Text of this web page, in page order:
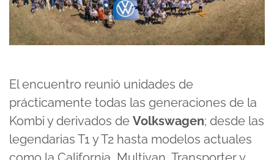
El encuentro reunió unidades de
prácticamente todas las generaciones de la
Kombi y derivados de Volkswagen; desde las
legendarias T1 y T2 hasta modelos actuales